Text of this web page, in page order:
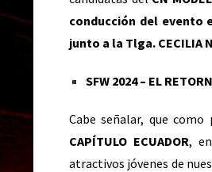
conducción del evento
junto a la Tlga. CECILIA
SFW 2024 – EL
Cabe señalar, que
CAPÍTULO ECUADOR,
atractivos jóvenes de